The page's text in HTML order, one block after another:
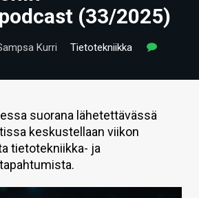
(33/2025)
Kurri
Tietotekniikka
suorana lähetettävässä
keskustellaan viikon
tietotekniikka- ja